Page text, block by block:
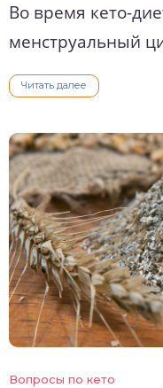
Во время кето-
менструальный
Читать далее
Вопросы по кето